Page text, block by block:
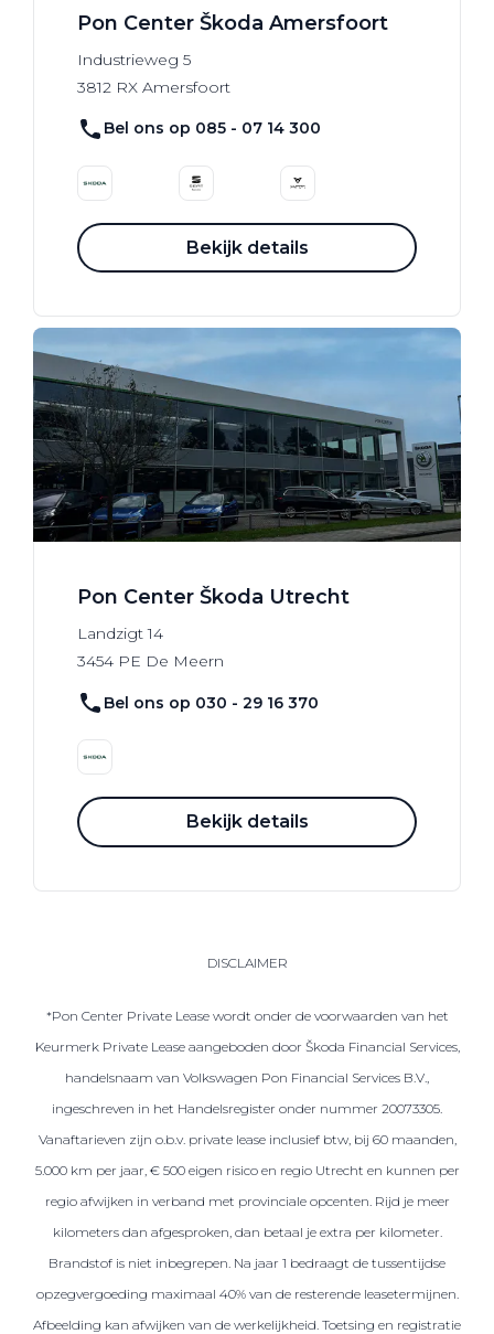
Pon Center Škoda Amersfoort
Industrieweg 5
3812 RX Amersfoort
Bel ons op 085 - 07 14 300
Bekijk details
Pon Center Škoda Utrecht
Landzigt 14
3454 PE De Meern
Bel ons op 030 - 29 16 370
Bekijk details
DISCLAIMER
*Pon Center Private Lease wordt onder de voorwaarden van het
Keurmerk Private Lease aangeboden door Škoda Financial Services,
handelsnaam van Volkswagen Pon Financial Services B.V.,
ingeschreven in het Handelsregister onder nummer 20073305.
Vanaftarieven zijn o.b.v. private lease inclusief btw, bij 60 maanden,
5.000 km per jaar, € 500 eigen risico en regio Utrecht en kunnen per
regio afwijken in verband met provinciale opcenten. Rijd je meer
kilometers dan afgesproken, dan betaal je extra per kilometer.
Brandstof is niet inbegrepen. Na jaar 1 bedraagt de tussentijdse
opzegvergoeding maximaal 40% van de resterende leasetermijnen.
Afbeelding kan afwijken van de werkelijkheid. Toetsing en registratie